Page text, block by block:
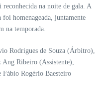
na noite de gala. A
foi homenageada, juntamente
na temporada.
Rodrigues de Souza (Árbitro),
Ang Ribeiro (Assistente),
Rogério Baesteiro